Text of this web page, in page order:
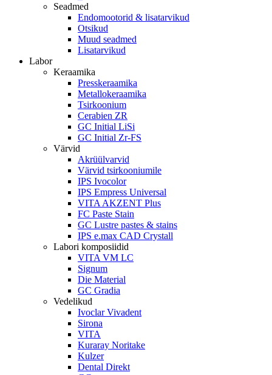
Seadmed
Endomootorid & lisatarvikud
Otsikud
Muud seadmed
Lisatarvikud
Labor
Keraamika
Presskeraamika
Metallokeraamika
Tsirkoonium
Cerabien ZR
GC Initial LiSi
GC Initial Zr-FS
Värvid
Akrüülvarvid
Värvid tsirkooniumile
IPS Ivocolor
IPS Empress Universal
VITA AKZENT Plus
FC Paste Stain
GC Lustre pastes & stains
IPS e.max CAD Crystall
Labori komposiidid
VITA VM LC
Signum
Die Material
GC Gradia
Vedelikud
Ivoclar Vivadent
Sirona
VITA
Kuraray Noritake
Kulzer
Dental Direkt